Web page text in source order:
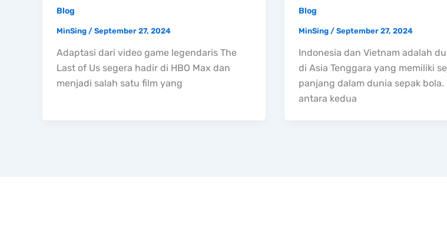
Blog
MinSing / September 27, 2024
Adaptasi dari video game legendaris The
Last of Us segera hadir di HBO Max dan
menjadi salah satu film yang
Blog
MinSing / September 27, 2024
Indonesia dan Vietnam adalah
di Asia Tenggara yang memiliki
panjang dalam dunia sepak bola.
antara kedua